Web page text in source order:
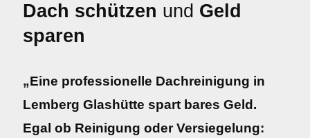
Dach schützen und Geld
sparen
„Eine professionelle Dachreinigung in
Lemberg Glashütte spart bares Geld.
Egal ob Reinigung oder Versiegelung: